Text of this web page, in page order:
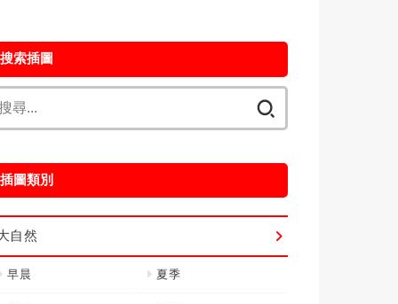
搜索插圖
插圖類別
自然
早晨 夏季